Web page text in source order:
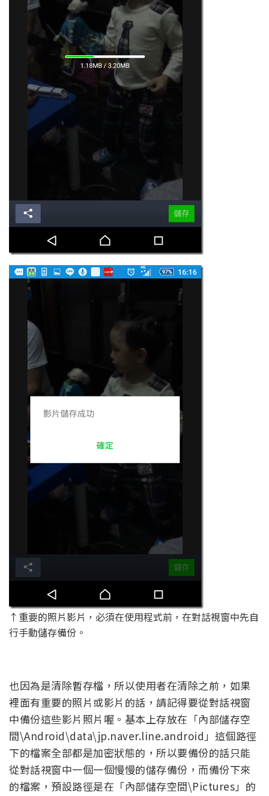
↑重要的照片影片，必須在使用程式前，在對話視窗中先自
行手動儲存備份。
也因為是清除暫存檔，所以使用者在清除之前，如果
裡面有重要的照片或影片的話，請記得要從對話視窗
中備份這些影片照片喔。基本上存放在「內部儲存空
間\Android\data\jp.naver.line.android」這個路徑
下的檔案全部都是加密狀態的，所以要備份的話只能
從對話視窗中一個一個慢慢的儲存備份，而備份下來
的檔案，預設路徑是在「內部儲存空間\Pictures」的